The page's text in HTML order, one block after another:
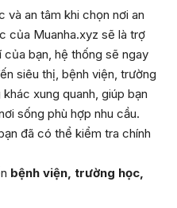
an tâm khi chọn nơi an
của Muanha.xyz sẽ là trợ
bạn, hệ thống sẽ ngay
siêu thị, bệnh viện, trường
xung quanh, giúp bạn
sống phù hợp nhu cầu.
bạn đã có thể kiểm tra chính
bệnh viện, trường học,